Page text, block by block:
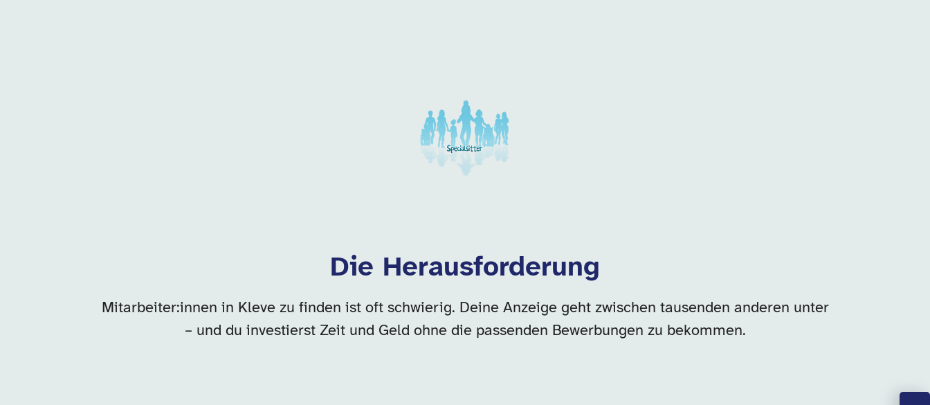
Unsere Arbeitgeber in dieser Kategorie
Die Herausforderung
Mitarbeiter:innen in Kleve zu finden ist oft schwierig. Deine Anzeige geht zwischen tausenden anderen unter
– und du investierst Zeit und Geld ohne die passenden Bewerbungen zu bekommen.